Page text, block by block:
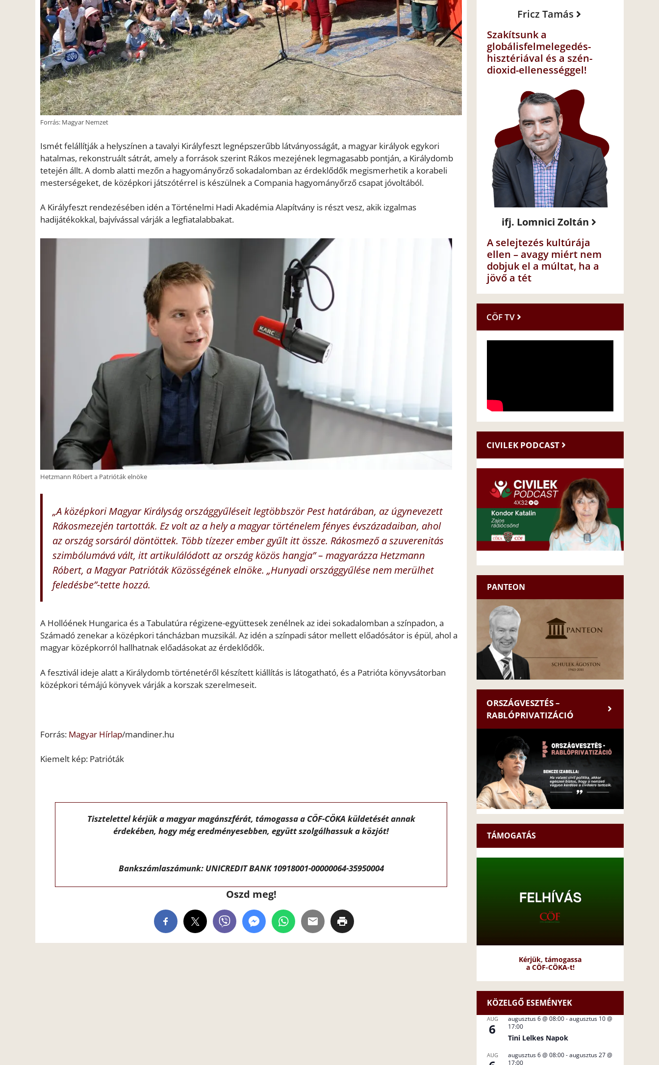
Forrás: Magyar Nemzet
Ismét felállítják a helyszínen a tavalyi Királyfeszt legnépszerűbb látványosságát, a magyar királyok egykori
hatalmas, rekonstruált sátrát, amely a források szerint Rákos mezejének legmagasabb pontján, a Királydomb
tetején állt. A domb alatti mezőn a hagyományőrző sokadalomban az érdeklődők megismerhetik a korabeli
mesterségeket, de középkori játszótérrel is készülnek a Compania hagyományőrző csapat jóvoltából.
A Királyfeszt rendezésében idén a Történelmi Hadi Akadémia Alapítvány is részt vesz, akik izgalmas
hadijátékokkal, bajvívással várják a legfiatalabbakat.
Hetzmann Róbert a Patrióták elnöke
„A középkori Magyar Királyság országgyűléseit legtöbbször Pest határában, az úgynevezett
Rákosmezején tartották. Ez volt az a hely a magyar történelem fényes évszázadaiban, ahol
az ország sorsáról döntöttek. Több tízezer ember gyűlt itt össze. Rákosmező a szuverenitás
szimbólumává vált, itt artikulálódott az ország közös hangja” – magyarázza Hetzmann
Róbert, a Magyar Patrióták Közösségének elnöke. „Hunyadi országgyűlése nem merülhet
feledésbe”-tette hozzá.
A Hollóének Hungarica és a Tabulatúra régizene-együttesek zenélnek az idei sokadalomban a színpadon, a
Számadó zenekar a középkori táncházban muzsikál. Az idén a színpadi sátor mellett előadósátor is épül, ahol a
magyar középkorról hallhatnak előadásokat az érdeklődők.
A fesztivál ideje alatt a Királydomb történetéről készített kiállítás is látogatható, és a Patrióta könyvsátorban
középkori témájú könyvek várják a korszak szerelmeseit.
Forrás: Magyar Hírlap/mandiner.hu
Kiemelt kép: Patrióták
Tisztelettel kérjük a magyar magánszférát, támogassa a CÖF-CÖKA küldetését annak
érdekében, hogy még eredményesebben, együtt szolgálhassuk a közjót!
Bankszámlaszámunk: UNICREDIT BANK 10918001-00000064-35950004
Oszd meg!
Fricz Tamás
Szakítsunk a
globálisfelmelegedés-
hisztériával és a szén-
dioxid-ellenességgel!
ifj. Lomnici Zoltán
A selejtezés kultúrája
ellen – avagy miért nem
dobjuk el a múltat, ha a
jövő a tét
CÖF TV
CIVILEK PODCAST
PANTEON
ORSZÁGVESZTÉS –
RABLÓPRIVATIZÁCIÓ
TÁMOGATÁS
Kérjük, támogassa
a CÖF-CÖKA-t!
KÖZELGŐ ESEMÉNYEK
AUG
6
augusztus 6 @ 08:00-augusztus 10 @
17:00
Tini Lelkes Napok
AUG augusztus 6 @ 08:00-augusztus 27 @
17:00